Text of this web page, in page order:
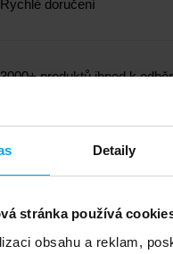
Detaily
stránka používá
obsahu a reklam,
Rychlé doručení
3000+ produktů ihned k
1.000.000+ objednávek
Odborné poradenství